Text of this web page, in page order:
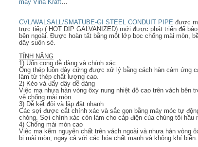
máy Vina Kraft…
CVL/WALSALL/SMATUBE-GI STEEL CONDUIT PIPE được
trực tiếp ( HOT DIP GALVANIZED) mới được phát triển để
bên ngoài. Được hoàn tất bằng một lớp bọc chống mài mòn,
dây suôn sẻ.
TÍNH NĂNG
1) Uốn cong dễ dàng và chính xác
Ống thép luồn dây cứng được xử lý bằng cách hàn cảm ứng
làm từ thép chất lượng cao.
2) Kéo và đẩy dây dễ dàng
Việc mạ nhựa hàn vòng ôxy nung nhiệt độ cao trên vách bên
vệ chống mài mòn.
3) Dễ kết đôi và lặp đặt nhanh
Các sợi được cắt chính xác và sắc gọn bằng máy móc tự
chóng. Sợi chính xác còn làm cho cáp điện của chúng tôi hầu
4) Chống mài mòn cao
Việc mạ kẽm nguyên chất trên vách ngoài và nhựa hàn vòng
bị mài mòn, ngay cả với các hóa chất mạnh và không khí biển.